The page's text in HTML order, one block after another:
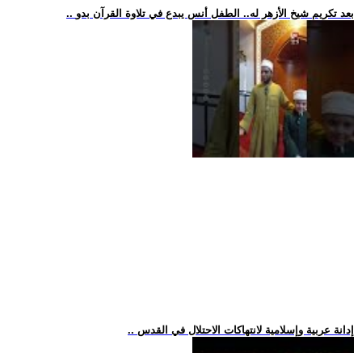
.. بعد تكريم شيخ الأزهر له.. الطفل أنس يبدع في تلاوة القرآن بدو
.. إدانة عربية وإسلامية لانتهاكات الاحتلال في القدس